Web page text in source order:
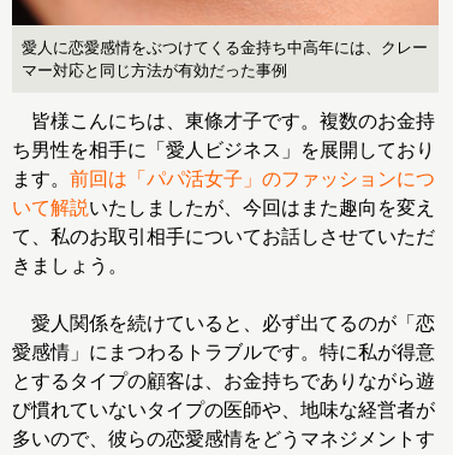
愛人に恋愛感情をぶつけてくる金持ち中高年には、クレー
マー対応と同じ方法が有効だった事例
皆様こんにちは、東條才子です。複数のお金持
ち男性を相手に「愛人ビジネス」を展開しており
ます。 前回は「パパ活女子」のファッションにつ
いて解説いたしましたが、今回はまた趣向を変え
て、私のお取引相手についてお話しさせていただ
きましょう。
愛人関係を続けていると、必ず出てるのが「恋
愛感情」にまつわるトラブルです。特に私が得意
とするタイプの顧客は、お金持ちでありながら遊
び慣れていないタイプの医師や、地味な経営者が
多いので、彼らの恋愛感情をどうマネジメントす